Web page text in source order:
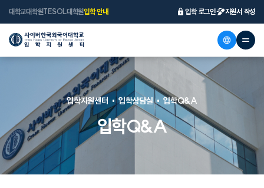
대학교대학원TESOL대학원입학 안내 입학 로그인 지원서 작성
입학Q&A
입학지원센터 입학상담실 입학Q&A